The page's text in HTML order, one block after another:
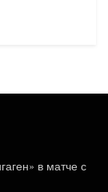
в матче с